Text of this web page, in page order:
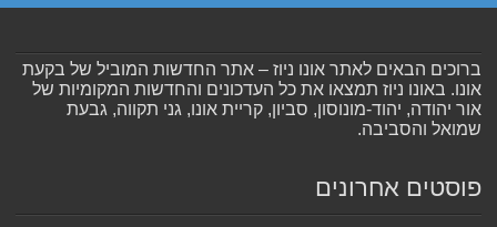
ברוכים הבאים לאתר אונו ניוז – אתר החדשות המוביל של בקעת
אונו. באונו ניוז תמצאו את כל העדכונים והחדשות המקומיות של
אור יהודה, יהוד-מונוסון, סביון, קריית אונו, גני תקווה, גבעת
שמואל והסביבה.
פוסטים אחרונים